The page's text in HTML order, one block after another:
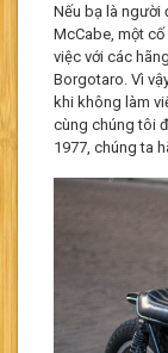
Nếu bạ là người
McCabe, một
việc với các
Borgotaro. Vì
khi không làm
cùng chúng tôi
1977, chúng ta